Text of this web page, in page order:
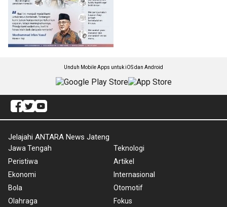
Unduh Mobile Apps untuk iOS dan Android
Jelajahi ANTARA News Jateng
Jawa Tengah
Peristiwa
Ekonomi
Bola
Olahraga
Teknologi
Artikel
Internasional
Otomotif
Fokus